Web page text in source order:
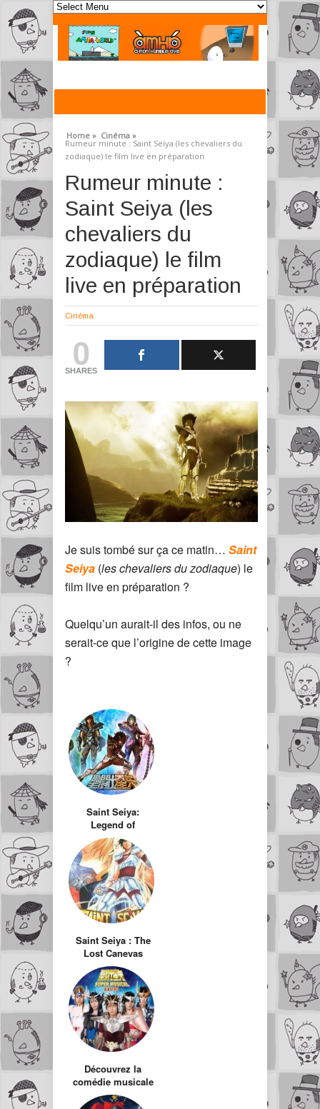
Home » Cinéma »
Rumeur minute : Saint Seiya (les chevaliers du
zodiaque) le film live en préparation
Rumeur minute :
Saint Seiya (les
chevaliers du
zodiaque) le film
live en préparation
Cinéma
0
SHARES
Je suis tombé sur ça ce matin… Saint
Seiya (les chevaliers du zodiaque) le
film live en préparation ?
Quelqu’un aurait-il des infos, ou ne
serait-ce que l’origine de cette image
?
Saint Seiya:
Legend of
Sanctuary – 1er
visuels du film en
CGI… j’ai peur !
Saint Seiya : The
Lost Canevas
Découvrez la
comédie musicale
Saint Seiya